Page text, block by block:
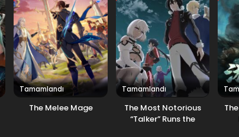
Tamamlandı
The Melee Mage
Tamamlandı
The Most Notorious
“Talker” Runs the